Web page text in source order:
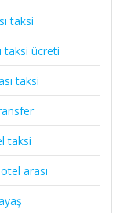
taksi
taksi ücreti
taksi
taksi
arası